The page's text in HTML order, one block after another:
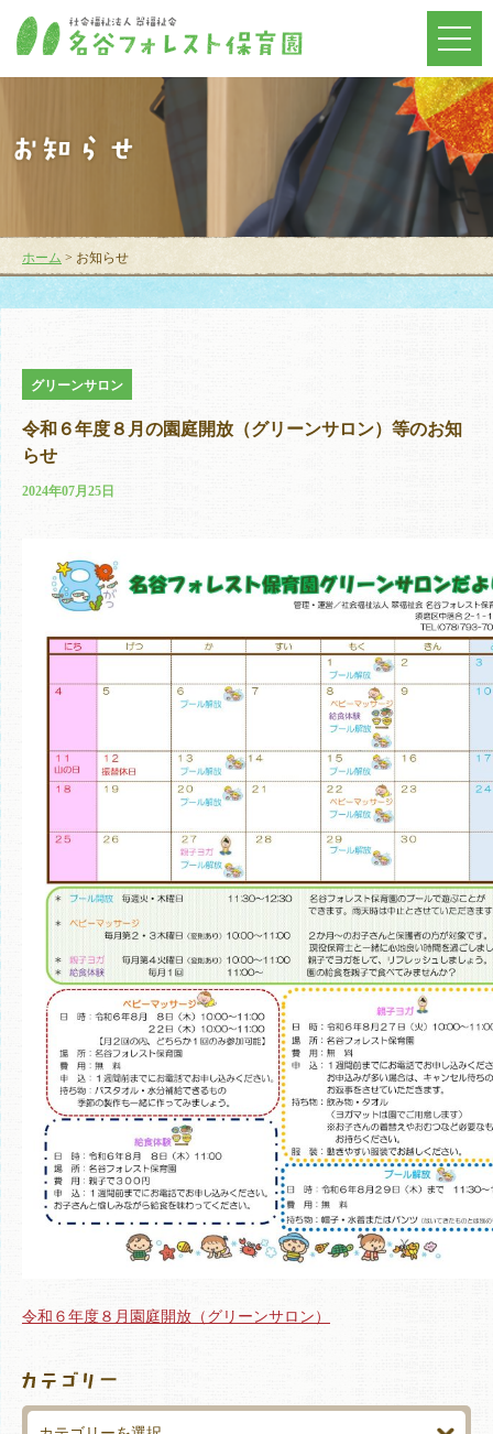
メ
ニ
ュ
ー
を
開
く
ホーム > お知らせ
グリーンサロン
令和６年度８月の園庭開放（グリーンサロン）等のお知
らせ
2024年07月25日
令和６年度８月園庭開放（グリーンサロン）